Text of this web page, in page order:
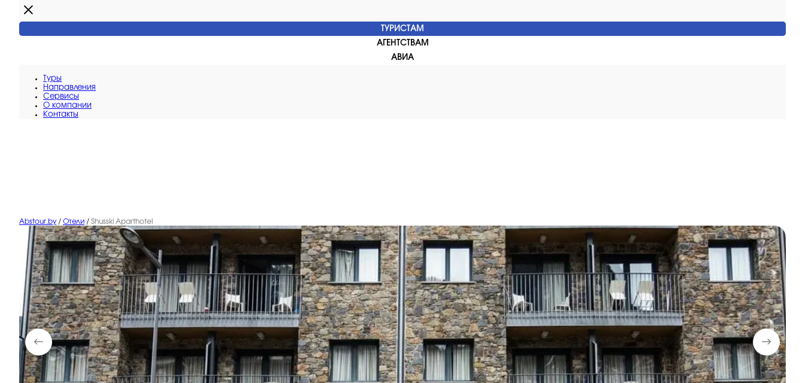
ТУРИСТАМ
АГЕНТСТВАМ
АВИА
Туры
Направления
Сервисы
O компании
Контакты
Abstour.by / Отели / Shusski Aparthotel